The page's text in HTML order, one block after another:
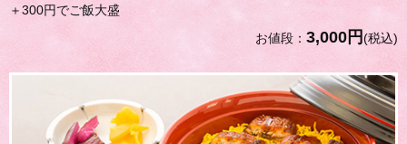
＋300円でご飯大盛
お値段： 3,000円(税込)